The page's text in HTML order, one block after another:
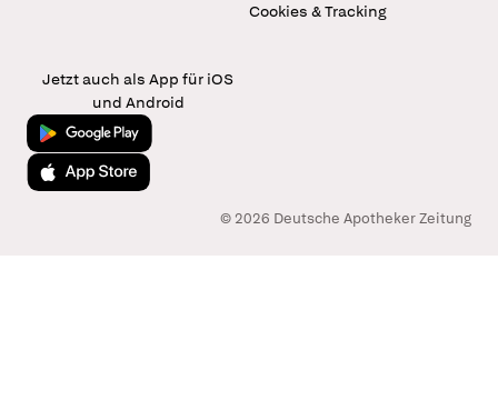
Cookies & Tracking
Jetzt auch als App für iOS
und Android
Jetzt bei Google Play
Laden im App Store
© 2026 Deutsche Apotheker Zeitung